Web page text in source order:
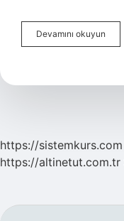
Devamını okuyun
Işi
https://sistemkurs.com
https://altinetut.com.tr